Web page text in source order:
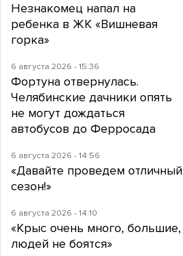
Незнакомец напал на
ребенка в ЖК «Вишневая
горка»
6 августа 2026 - 15:36
Фортуна отвернулась.
Челябинские дачники опять
не могут дождаться
автобусов до Ферросада
6 августа 2026 - 14:56
«Давайте проведем отличный
сезон!»
6 августа 2026 - 14:10
«Крыс очень много, большие,
людей не боятся»